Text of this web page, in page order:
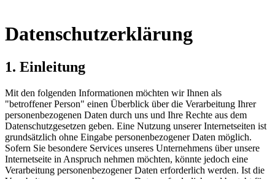
Datenschutzerklärung
1. Einleitung
Mit den folgenden Informationen möchten wir Ihnen als
"betroffener Person" einen Überblick über die Verarbeitung Ihrer
personenbezogenen Daten durch uns und Ihre Rechte aus dem
Datenschutzgesetzen geben. Eine Nutzung unserer Internetseiten ist
grundsätzlich ohne Eingabe personenbezogener Daten möglich.
Sofern Sie besondere Services unseres Unternehmens über unsere
Internetseite in Anspruch nehmen möchten, könnte jedoch eine
Verarbeitung personenbezogener Daten erforderlich werden. Ist die